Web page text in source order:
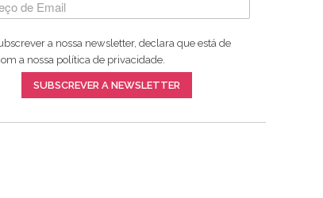
Relativamente à bolsa, tem um tecido com um
a um preço muito justo. A expedição da
a nossa newsletter, declara que está de
a nossa política de privacidade.
SUBSCREVER A NEWSLETTER